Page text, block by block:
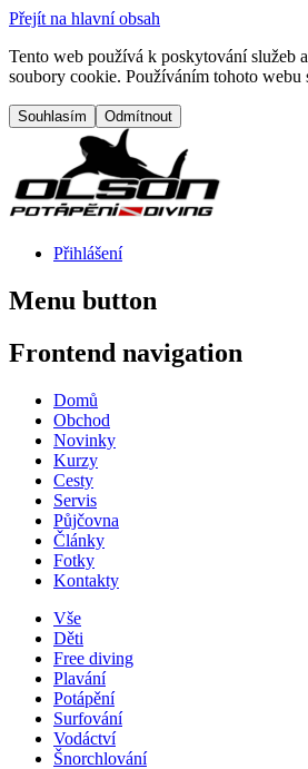
Přejít na hlavní obsah
Tento web používá k poskytování služeb
soubory cookie. Používáním tohoto webu
Přihlášení
Menu button
Frontend navigation
Domů
Obchod
Novinky
Kurzy
Cesty
Servis
Půjčovna
Články
Fotky
Kontakty
Vše
Děti
Free diving
Plavání
Potápění
Surfování
Vodáctví
Šnorchlování